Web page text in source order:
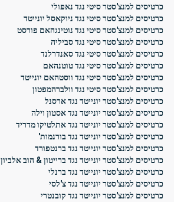
כרטיסים למנצ'סטר סיטי נגד נאפולי
כרטיסים למנצ'סטר סיטי נגד ניוקאסל יונייטד
כרטיסים למנצ'סטר סיטי נגד נוטינגהאם פורסט
כרטיסים למנצ'סטר סיטי נגד סביליה
כרטיסים למנצ'סטר סיטי נגד סאנדרלנד
כרטיסים למנצ'סטר סיטי נגד טוטנהאם
כרטיסים למנצ'סטר סיטי נגד ווסטהאם יונייטד
כרטיסים למנצ'סטר סיטי נגד וולברהמפטון
כרטיסים למנצ'סטר יונייטד נגד ארסנל
כרטיסים למנצ'סטר יונייטד נגד אסטון וילה
כרטיסים למנצ'סטר יונייטד נגד אתלטיקו מדריד
כרטיסים למנצ'סטר יונייטד נגד בורנמות'
כרטיסים למנצ'סטר יונייטד נגד ברנטפורד
כרטיסים למנצ'סטר יונייטד נגד ברייטון & הוב אלביון
כרטיסים למנצ'סטר יונייטד נגד ברנלי
כרטיסים למנצ'סטר יונייטד נגד צ'לסי
כרטיסים למנצ'סטר יונייטד נגד קובנטרי